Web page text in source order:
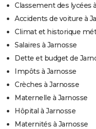
Classement des lycées
Accidents de voiture à
Climat et historique
Salaires à Jarnosse
Dette et budget de
Impôts à Jarnosse
Crèches à Jarnosse
Maternelle à Jarnosse
Hôpital à Jarnosse
Maternités à Jarnosse